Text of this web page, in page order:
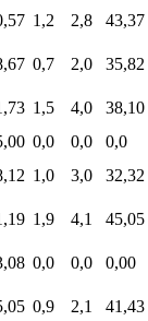
1,2 2,8
43,37
0,7 2,0
35,82
1,5 4,0
38,10
0,0 0,0
0,0
1,0 3,0
32,32
1,9 4,1
45,05
0,0 0,0
0,00
0,9 2,1
41,43